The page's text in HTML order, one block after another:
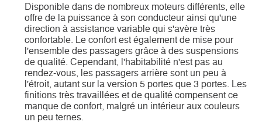
Disponible dans de nombreux moteurs différents, elle
offre de la puissance à son conducteur ainsi qu'une
direction à assistance variable qui s'avère très
confortable. Le confort est également de mise pour
l'ensemble des passagers grâce à des suspensions
de qualité. Cependant, l'habitabilité n'est pas au
rendez-vous, les passagers arrière sont un peu à
l'étroit, autant sur la version 5 portes que 3 portes. Les
finitions très travaillées et de qualité compensent ce
manque de confort, malgré un intérieur aux couleurs
un peu ternes.